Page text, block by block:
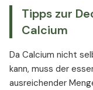
Tipps zur
Calcium
Da Calcium nicht
kann, muss der
ausreichender